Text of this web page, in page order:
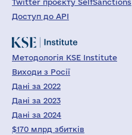
Twitter проєкту SelfSanctions
Доступ до API
Методологія KSE Institute
Виходи з Росії
Дані за 2022
Дані за 2023
Дані за 2024
$170 млрд збитків